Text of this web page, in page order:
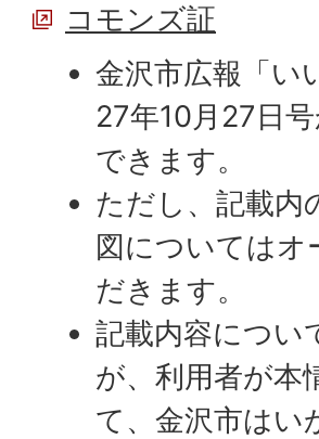
コモンズ証
金沢市広報「い
27年10月27日
できます。
ただし、記載内
図については
だきます。
記載内容につい
が、利用者が本
て、金沢市はい